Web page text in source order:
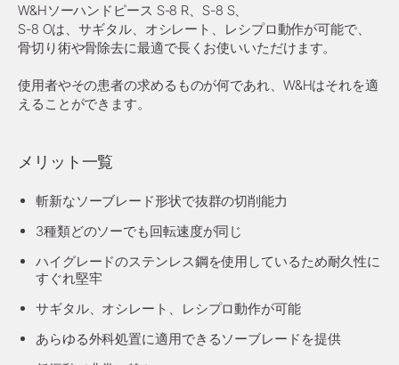
W&Hソーハンドピース S-8 R、S-8 S、
S-8 Oは、サギタル、オシレート、レシプロ動作が可能で、
骨切り術や骨除去に最適で長くお使いいただけます。
使用者やその患者の求めるものが何であれ、W&Hはそれを適
えることができます。
メリット一覧
斬新なソーブレード形状で抜群の切削能力
3種類どのソーでも回転速度が同じ
ハイグレードのステンレス鋼を使用しているため耐久性に
すぐれ堅牢
サギタル、オシレート、レシプロ動作が可能
あらゆる外科処置に適用できるソーブレードを提供